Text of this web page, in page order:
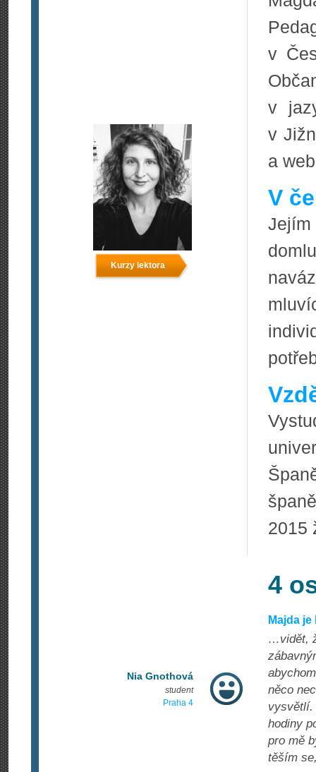
Kurzy lektora
v
v
v
a
V
2015
4
Nia Gnothová
student
Praha 4
Majda
…vidět,
něco
vysvětlí.
hodiny
pro mě
těším